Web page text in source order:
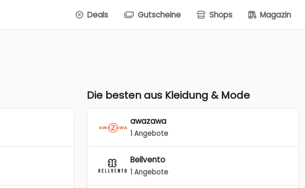
Deals Gutscheine Shops Magazin
Die besten aus Kleidung & Mode
awazawa
1 Angebote
Bellvento
1 Angebote